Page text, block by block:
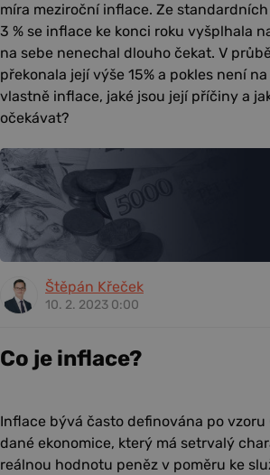
míra meziroční inflace. Ze
3 % se inflace ke konci roku vyšplhala
na sebe nenechal dlouho čekat. V
překonala její výše 15% a pokles není
vlastně inflace, jaké jsou její příčiny a
očekávat?
Štěpán Křeček
10. 2. 2023 0:00
Co je inflace?
Inflace bývá často definována po vzoru
dané ekonomice, který má setrvalý
reálnou hodnotu peněz v poměru ke